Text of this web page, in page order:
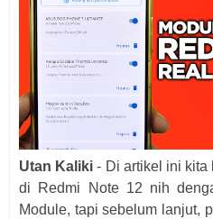
Utan Kaliki- Di artikel ini kita
di Redmi Note 12 nih
Module, tapi sebelum lanjut,